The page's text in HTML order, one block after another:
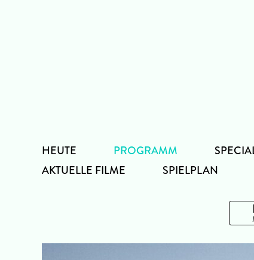
HEUTE
PROGRAMM
AKTUELLE FILME
SPIELPLAN